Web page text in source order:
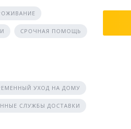
СРОЧНАЯ ПОМОЩЬ
УХОД НА ДОМУ
СЛУЖБЫ ДОСТАВКИ